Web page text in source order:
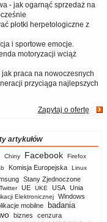
- jak ogarnąć sprzedaż na
płotki herpetologiczne z
i sportowe emocje.
motoryzacji wciąż
praca na nowoczesnych
przyciąga najlepszych
Zapytaj o ofertę
artykułów
Chiny Facebook Firefox
Komisja Europejska Linux
Stany Zjednoczone
Twitter UE UKE USA
Unia
Elektronicznej Windows
mobilne badania
biznes cenzura